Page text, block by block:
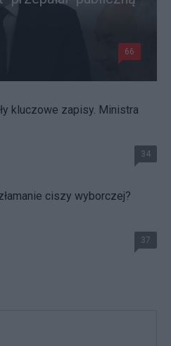
66
kluczowe zapisy. Ministra
34
ciszy wyborczej?
37